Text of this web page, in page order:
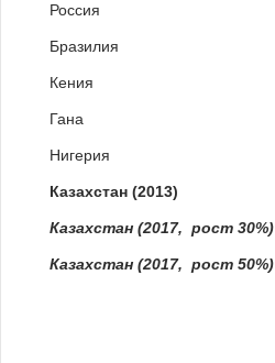
Россия
Бразилия
Кения
Гана
Нигерия
Казахстан (2013)
Казахстан (2017, рост 30%)
Казахстан (2017, рост 50%)